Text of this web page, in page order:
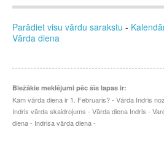
Parādiet visu vārdu sarakstu -
Vārda diena
Biežākie meklējumi pēc šīs lapas ir:
Kam vārda diena ir 1. Februaris? - Vārda Indris
Indris vārda skaidrojums - Vārda diena Indris -
diena - Indrisa vārda diena -